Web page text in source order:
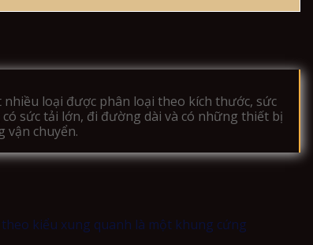
nhiều loại được phân loại theo kích thước, sức
sức tải lớn, đi đường dài và có những thiết bị
vận chuyển.
kiểu xung quanh là một khung cứng